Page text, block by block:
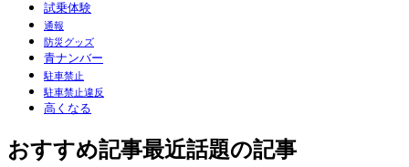
試乗体験
通報
防災グッズ
青ナンバー
駐車禁止
駐車禁止違反
高くなる
おすすめ記事最近話題の記事